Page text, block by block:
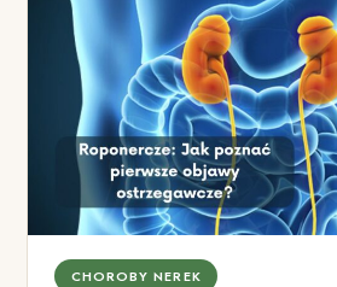
CHOROBY NEREK